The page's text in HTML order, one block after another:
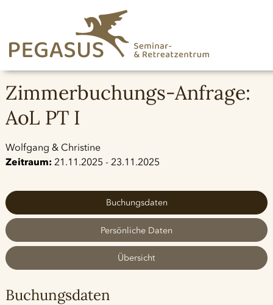
Zimmerbuchungs-Anfrage:
AoL PT I
Wolfgang & Christine
Zeitraum:21.11.2025 - 23.11.2025
Buchungsdaten
Persönliche Daten
Übersicht
Buchungsdaten